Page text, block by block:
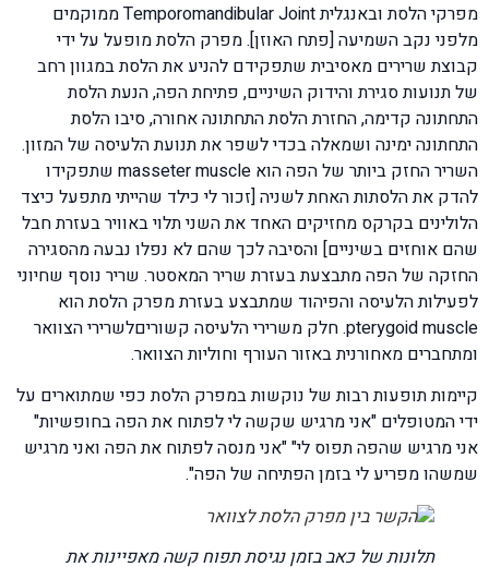
מפרקי הלסת ובאנגלית Temporomandibular Joint ממוקמים
מלפני נקב השמיעה [פתח האוזן]. מפרק הלסת מופעל על ידי
קבוצת שרירים מאסיבית שתפקידם להניע את הלסת במגוון רחב
של תנועות סגירת והידוק השיניים, פתיחת הפה, הנעת הלסת
התחתונה קדימה, החזרת הלסת התחתונה אחורה, סיבו הלסת
התחתונה ימינה ושמאלה בכדי לשפר את תנועת הלעיסה של המזון.
השריר החזק ביותר של הפה הוא masseter muscle שתפקידו
להדק את הלסתות האחת לשניה [זכור לי כילד שהייתי מתפעל כיצד
הלולינים בקרקס מחזיקים האחד את השני תלוי באוויר בעזרת חבל
שהם אוחזים בשיניים] והסיבה לכך שהם לא נפלו נבעה מהסגירה
החזקה של הפה מתבצעת בעזרת שריר המאסטר. שריר נוסף שחיוני
לפעילות הלעיסה והפיהוד שמתבצע בעזרת מפרק הלסת הוא
pterygoid muscle. חלק משרירי הלעיסה קשוריםלשרירי הצוואר
ומתחברים מאחורנית באזור העורף וחוליות הצוואר.
קיימות תופעות רבות של נוקשות במפרק הלסת כפי שמתוארים על
ידי המטופלים "אני מרגיש שקשה לי לפתוח את הפה בחופשיות"
אני מרגיש שהפה תפוס לי" "אני מנסה לפתוח את הפה ואני מרגיש
שמשהו מפריע לי בזמן הפתיחה של הפה".
תלונות של כאב בזמן נגיסת תפוח קשה מאפיינות את